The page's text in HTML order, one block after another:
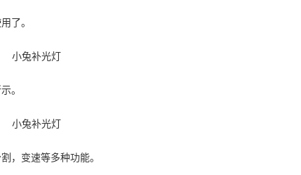
了。
。
，变速等多种功能。